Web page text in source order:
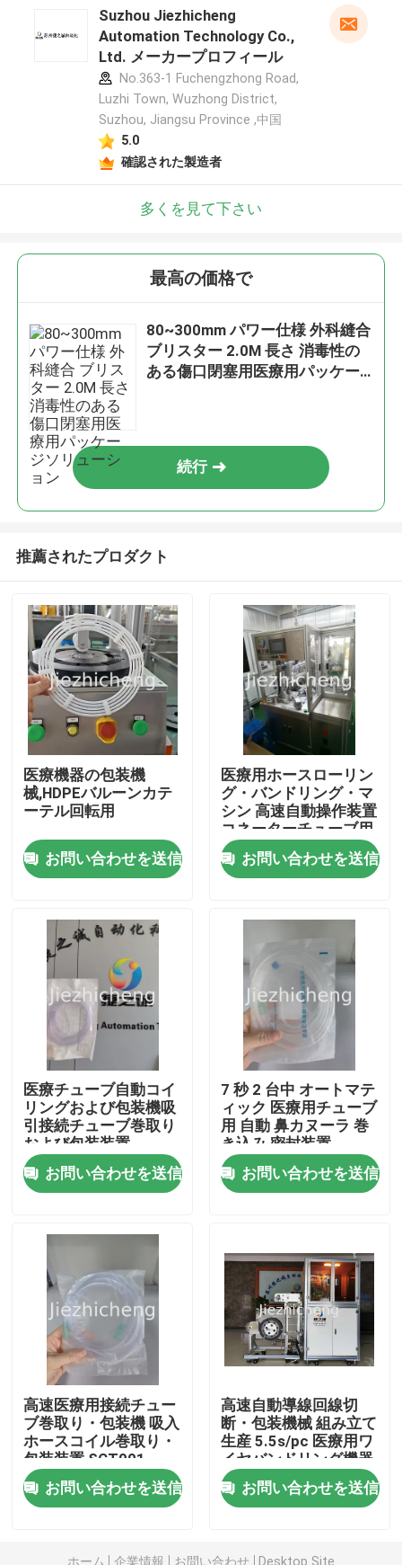
家へ
製品
ビデオ
工場 ツアー
品質管理
連絡 ください
引金 を 求め て ください
医療機器の包装機械
機械を作る医療機器
Suzhou Jiezhicheng
Automation Technology Co.,
Ltd. メーカープロフィール
No.363-1 Fuchengzhong Road,
Luzhi Town, Wuzhong District,
Suzhou, Jiangsu Province ,中国
5.0
確認された製造者
多くを見て下さい
最高の価格で
80~300mm パワー仕様 外科縫合
ブリスター 2.0M 長さ 消毒性の
ある傷口閉塞用医療用パッケー
続行
推薦されたプロダクト
医療機器の包装機
械,HDPEバルーンカテ
ーテル回転用
お問い合わせを送信
医療用ホースローリン
グ・バンドリング・マ
シン 高速自動操作装置
コネーターチューブ用
のローリング・バンド
リング機器 LJG001
お問い合わせを送信
医療チューブ自動コイ
リングおよび包装機吸
引接続チューブ巻取り
および包装装置
XYG001
お問い合わせを送信
7 秒 2 台中 オートマテ
ィック 医療用チューブ
用 自動 鼻カヌーラ 巻
き込み 密封装置
BYG002
お問い合わせを送信
高速医療用接続チュー
ブ巻取り・包装機 吸入
ホースコイル巻取り・
包装装置 SCT001
お問い合わせを送信
高速自動導線回線切
断・包装機械 組み立て
生産 5.5s/pc 医療用ワ
イヤバンドリング機器
RGJ001
お問い合わせを送信
ホーム 企業情報 お問い合わせ Desktop Site